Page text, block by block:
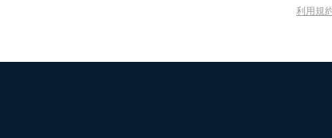
対応させていただきま
３．個人情報の第三者
当社は、取得した個
利用規